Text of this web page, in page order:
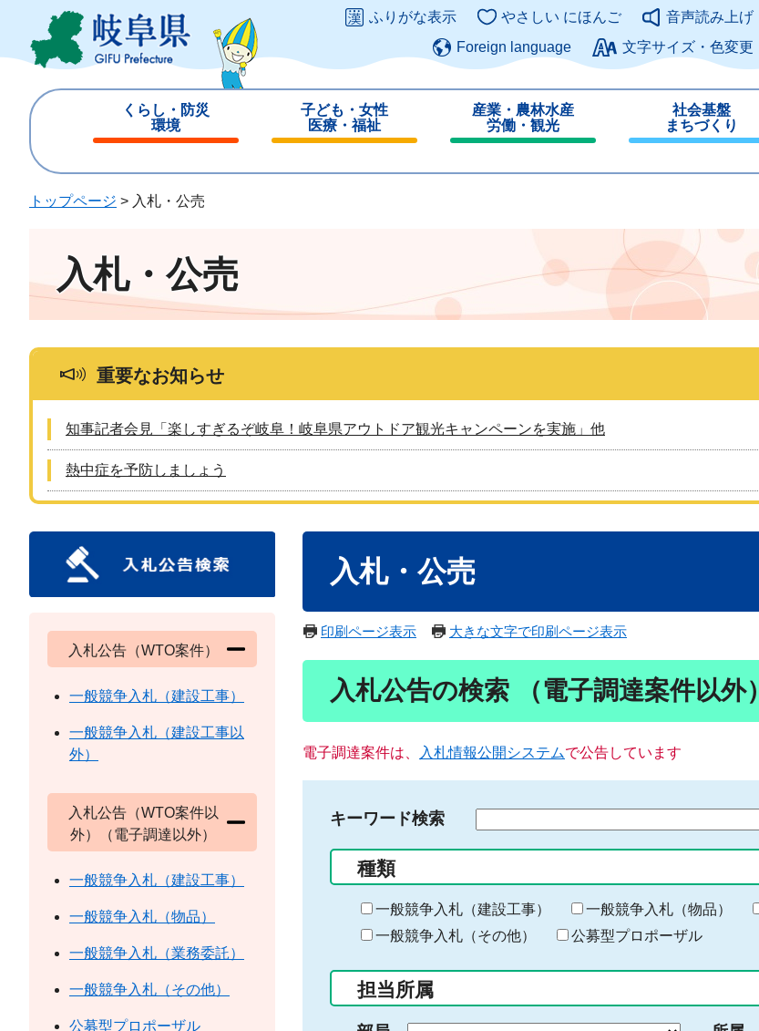
ジ
ュ
このページの本文へ
ふりがな表示 やさしい にほんご
音声読み上げ
Foreign language
文字サイズ・色変更
くらし・防災
環境
じ
子ども・女性
医療・福祉
じ
産業・農林水産
労働・観光
じ
社会基盤
まちづくり
じ
トップページ > 入札・公売
入札・公売
重要なお知らせ
知事記者会見「楽しすぎるぞ岐阜！岐阜県アウトドア観光キャンペーンを実施」他
熱中症を予防しましょう
入札・公売
印刷ページ表示 大きな文字で印刷ページ表示
入札公告の検索 （電子調達案件以外）
電子調達案件は、 入札情報公開システムで公告しています
キーワード検索
る
キ
ー
ー
種類
一般競争入札（建設工事） 一般競争入札（物品）
一般競争入札（その他）
公募型プロポーザル
担当所属
入札公告（WTO案件）
一般競争入札（建設工事）
一般競争入札（建設工事以
外）
入札公告（WTO案件以
外）（電子調達以外）
一般競争入札（建設工事）
一般競争入札（物品）
一般競争入札（業務委託）
一般競争入札（その他）
公募型プロポーザル